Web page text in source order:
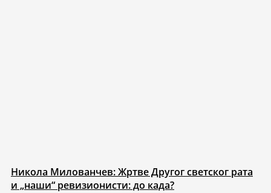
Никола Милованчев: Жртве Другог светског рата
и „наши“ ревизионисти: до када?